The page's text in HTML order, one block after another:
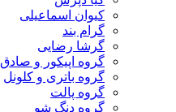
کیوان اسماعیلی
گرام بند
گرشا رضایی
گروه اپیکور و صادق
گروه باتری و کلونل
گروه پالت
گروه دنگ شو